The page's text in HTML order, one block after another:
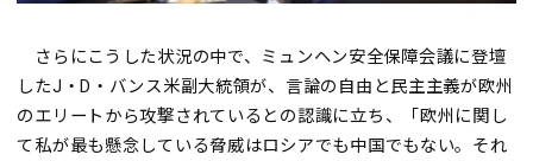
さらにこうした状況の中で、ミュンヘン安全保障会議に登壇
したJ・D・バンス米副大統領が、言論の自由と民主主義が欧州
のエリートから攻撃されているとの認識に立ち、「欧州に関し
て私が最も懸念している脅威はロシアでも中国でもない。それ